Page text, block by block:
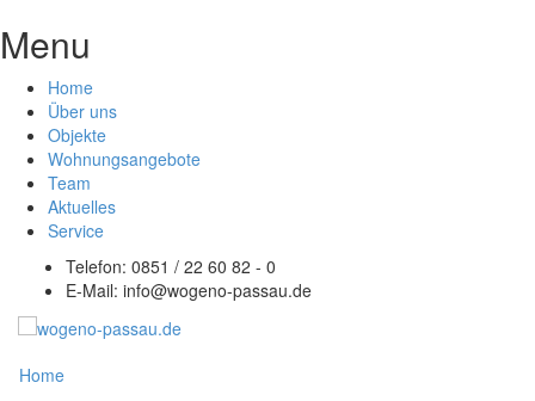
Menu
Home
Über uns
Objekte
Wohnungsangebote
Team
Aktuelles
Service
Telefon: 0851 / 22 60 82 - 0
E-Mail: info@wogeno-passau.de
Home